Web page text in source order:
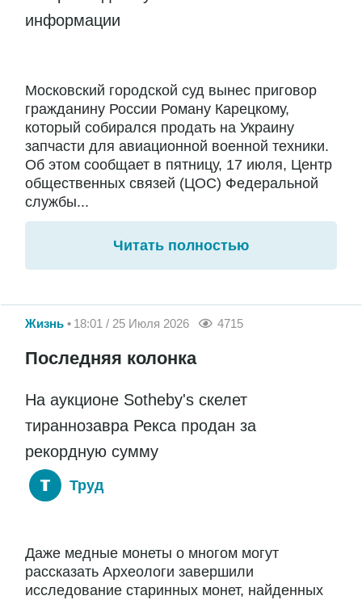
информации
Московский городской суд вынес приговор
гражданину России Роману Карецкому,
который собирался продать на Украину
запчасти для авиационной военной техники.
Об этом сообщает в пятницу, 17 июля, Центр
общественных связей (ЦОС) Федеральной
службы...
Читать полностью
Жизнь 18:01 / 25 Июля 2026 4715
Последняя колонка
На аукционе Sotheby's скелет
тираннозавра Рекса продан за
рекордную сумму
Труд
Даже медные монеты о многом могут
рассказать Археологи завершили
исследование старинных монет, найденных